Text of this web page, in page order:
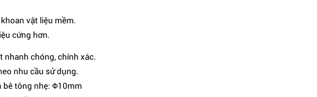
vật liệu mềm.
cứng hơn.
nhanh chóng, chính xác.
nhu cầu sử dụng.
bê tông nhẹ: Φ10mm